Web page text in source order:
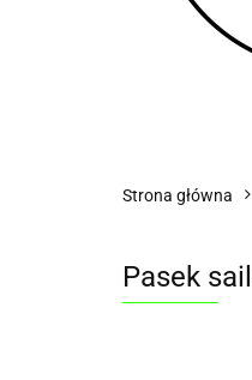
AKCESORIA
Strona główna
Pasek